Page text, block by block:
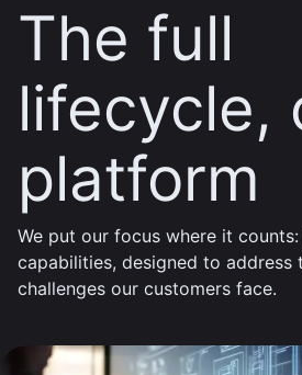
The full
lifecycle,
platform
We put our focus where it
capabilities, designed to address
challenges our customers face.